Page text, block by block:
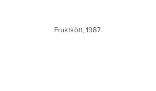
Fruktkött, 1987.